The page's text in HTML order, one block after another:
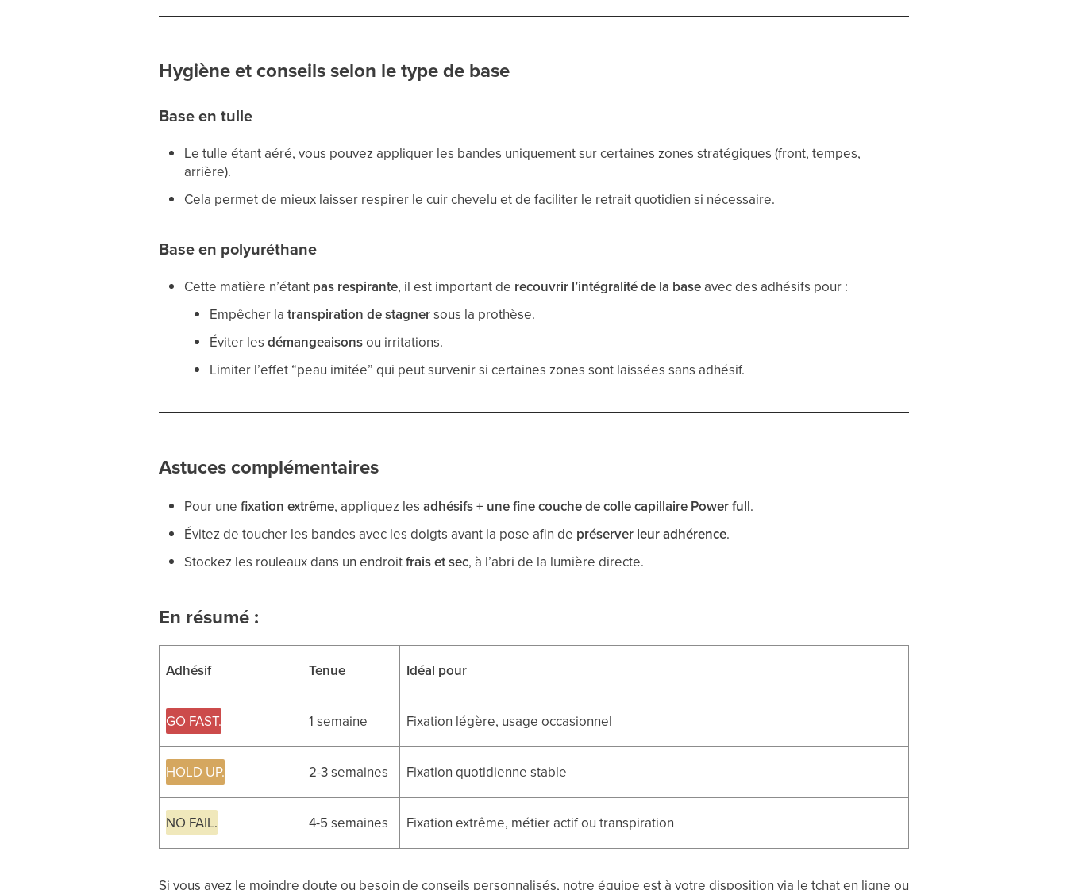
Hygiène et conseils selon le type de base
Base en tulle
Le tulle étant aéré, vous pouvez appliquer les bandes uniquement sur certaines zones stratégiques (front, tempes,
arrière).
Cela permet de mieux laisser respirer le cuir chevelu et de faciliter le retrait quotidien si nécessaire.
Base en polyuréthane
Cette matière n’étant pas respirante, il est important de recouvrir l’intégralité de la baseavec des adhésifs pour :
Empêcher la transpiration de stagnersous la prothèse.
Éviter les démangeaisonsou irritations.
Limiter l’effet “peau imitée” qui peut survenir si certaines zones sont laissées sans adhésif.
Astuces complémentaires
Pour une fixation extrême, appliquez les adhésifs + une fine couche de colle capillaire Power full.
Évitez de toucher les bandes avec les doigts avant la pose afin de préserver leur adhérence.
Stockez les rouleaux dans un endroitfrais et sec, à l’abri de la lumière directe.
En résumé :
Adhésif Tenue Idéal pour
GO FAST. 1 semaine Fixation légère, usage occasionnel
HOLD UP. 2-3 semaines Fixation quotidienne stable
NO FAIL. 4-5 semaines Fixation extrême, métier actif ou transpiration
Si vous avez le moindre doute ou besoin de conseils personnalisés, notre équipe est à votre disposition via le tchat en ligne ou